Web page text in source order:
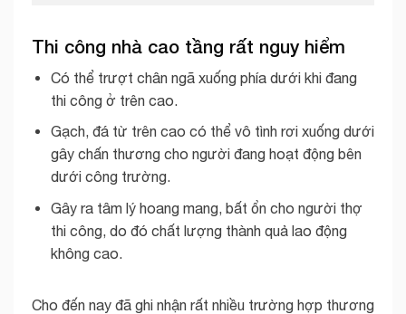
Thi công nhà cao tầng rất nguy hiểm
Có thể trượt chân ngã xuống phía dưới khi đang
thi công ở trên cao.
Gạch, đá từ trên cao có thể vô tình rơi xuống dưới
gây chấn thương cho người đang hoạt động bên
dưới công trường.
Gây ra tâm lý hoang mang, bất ổn cho người thợ
thi công, do đó chất lượng thành quả lao động
không cao.
Cho đến nay đã ghi nhận rất nhiều trường hợp thương